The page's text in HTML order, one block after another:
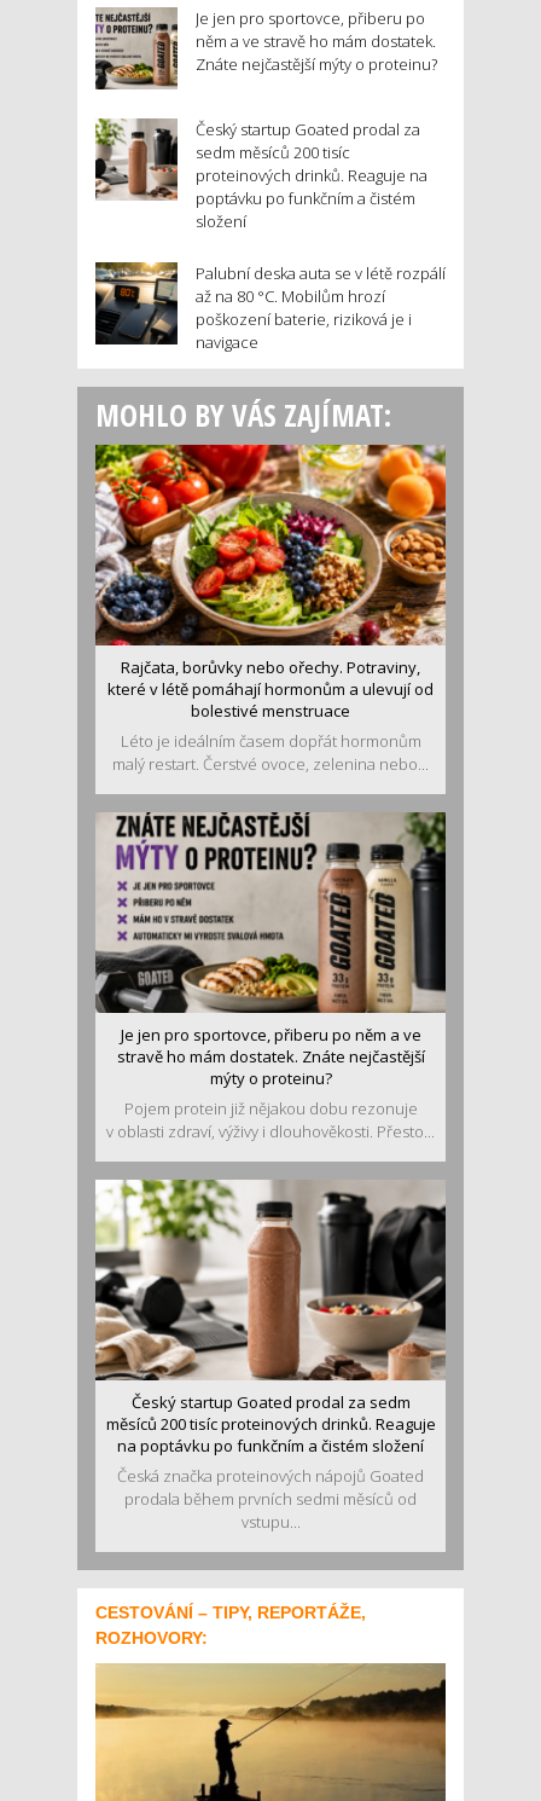
Je jen pro sportovce, přiberu po
něm a ve stravě ho mám dostatek.
Znáte nejčastější mýty o proteinu?
Český startup Goated prodal za
sedm měsíců 200 tisíc
proteinových drinků. Reaguje na
poptávku po funkčním a čistém
složení
Palubní deska auta se v létě rozpálí
až na 80 °C. Mobilům hrozí
poškození baterie, riziková je i
navigace
MOHLO BY VÁS ZAJÍMAT:
Rajčata, borůvky nebo ořechy. Potraviny,
které v létě pomáhají hormonům a ulevují od
bolestivé menstruace
Léto je ideálním časem dopřát hormonům
malý restart. Čerstvé ovoce, zelenina nebo...
Je jen pro sportovce, přiberu po něm a ve
stravě ho mám dostatek. Znáte nejčastější
mýty o proteinu?
Pojem protein již nějakou dobu rezonuje
v oblasti zdraví, výživy i dlouhověkosti. Přesto...
Český startup Goated prodal za sedm
měsíců 200 tisíc proteinových drinků. Reaguje
na poptávku po funkčním a čistém složení
Česká značka proteinových nápojů Goated
prodala během prvních sedmi měsíců od
vstupu...
CESTOVÁNÍ – TIPY, REPORTÁŽE,
ROZHOVORY: